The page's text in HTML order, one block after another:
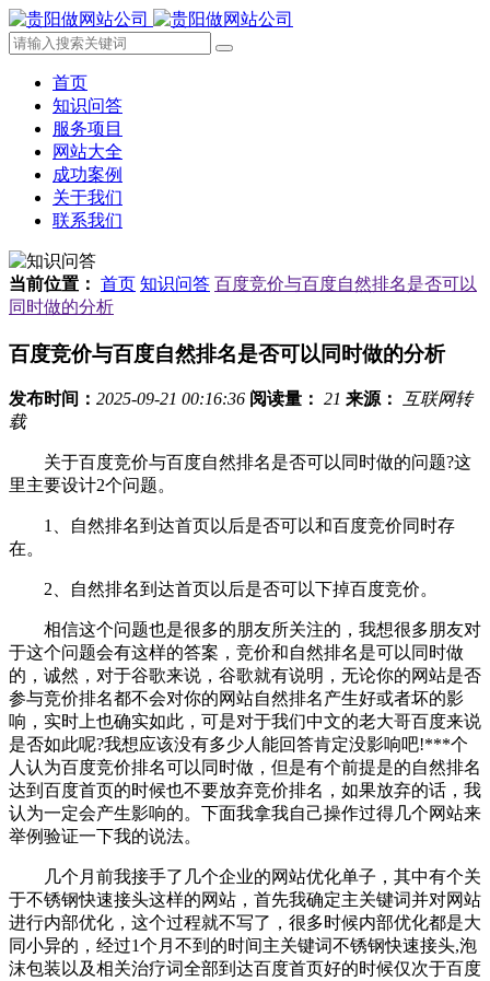
首页
知识问答
服务项目
网站大全
成功案例
关于我们
联系我们
当前位置： 首页 知识问答 百度竞价与百度自然排名是否可以
同时做的分析
百度竞价与百度自然排名是否可以同时做的分析
发布时间： 2025-09-21 00:16:36 阅读量： 21 来源： 互联网转
载
关于百度竞价与百度自然排名是否可以同时做的问题?这
里主要设计2个问题。
1、自然排名到达首页以后是否可以和百度竞价同时存
在。
2、自然排名到达首页以后是否可以下掉百度竞价。
相信这个问题也是很多的朋友所关注的，我想很多朋友对
于这个问题会有这样的答案，竞价和自然排名是可以同时做
的，诚然，对于谷歌来说，谷歌就有说明，无论你的网站是否
参与竞价排名都不会对你的网站自然排名产生好或者坏的影
响，实时上也确实如此，可是对于我们中文的老大哥百度来说
是否如此呢?我想应该没有多少人能回答肯定没影响吧!***个
人认为百度竞价排名可以同时做，但是有个前提是的自然排名
达到百度首页的时候也不要放弃竞价排名，如果放弃的话，我
认为一定会产生影响的。下面我拿我自己操作过得几个网站来
举例验证一下我的说法。
几个月前我接手了几个企业的网站优化单子，其中有个关
于不锈钢快速接头这样的网站，首先我确定主关键词并对网站
进行内部优化，这个过程就不写了，很多时候内部优化都是大
同小异的，经过1个月不到的时间主关键词不锈钢快速接头,泡
沫包装以及相关治疗词全部到达百度首页好的时候仅次于百度